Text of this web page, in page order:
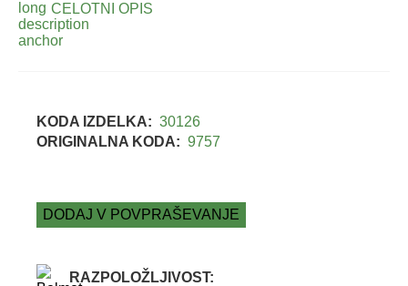
CELOTNI OPIS
KODA IZDELKA: 30126
ORIGINALNA KODA: 9757
DODAJ V POVPRAŠEVANJE
RAZPOLOŽLJIVOST: